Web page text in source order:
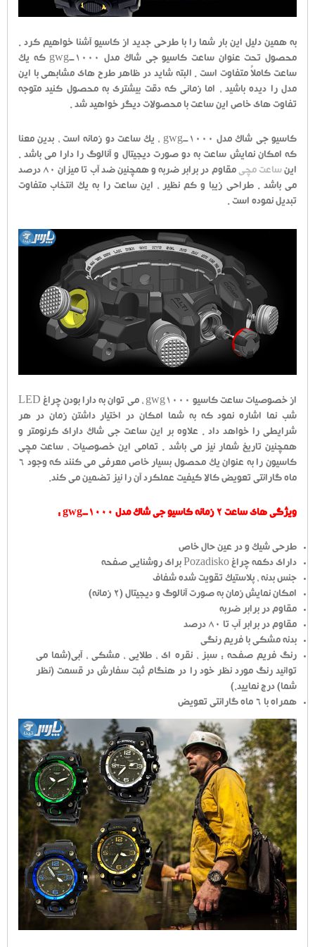
به همین دلیل این بار شما را با طرحی جدید از کاسیو آشنا خواهیم کرد .
محصول تحت عنوان ساعت کاسیو جی شاک مدل gwg-1000 که یک
ساعت کاملاً متفاوت است . البته شاید در ظاهر طرح های مشابهی با این
مدل را دیده باشید ، اما زمانی که دقت بیشتری به محصول کنید متوجه
تفاوت های خاص این ساعت با محصولات دیگر خواهید شد .
کاسیو جی شاک مدل gwg-1000 ، یک ساعت دو زمانه است ، بدین معنا
که امکان نمایش ساعت به دو صورت دیجیتال و آنالوگ را دارا می باشد .
اینساعت مچی
مقاوم در برابر ضربه و همچنین ضد آب تا میزان 80 درصد
می باشد . طراحی زیبا و کم نظیر ، این ساعت را به یک انتخاب متفاوت
تبدیل نموده است .
از خصوصیات ساعت کاسیو gwg1000 ، می توان به دارا بودن چراغ LED
شب نما اشاره نمود که به شما امکان در اختیار داشتن زمان در هر
شرایطی را خواهد داد . علاوه بر این ساعت جی شاک دارای کرنومتر و
همچنین تاریخ شمار نیز می باشد . تمامی این خصوصیات ، ساعت مچی
کاسیون را به عنوان یک محصول بسیار خاص معرفی می کنند که وجود 6
ماه گارانتی تعویض کالا کیفیت عملکرد آن را نیز تضمین می کند.
ویژگی های ساعت 2 زمانه کاسیو جی شاک مدل gwg-1000 :
طرحی شیک و در عین حال خاص
دارای دکمه چراغ Pozadisko برای روشنایی صفحه
جنس بدنه ، پلاستیک تقویت شده شفاف
امکان نمایش زمان به صورت آنالوگ و دیجیتال (2 زمانه)
مقاوم در برابر ضربه
مقاوم در برابر آب تا 80 درصد
بدنه مشکی با فریم رنگی
رنگ فریم صفحه : سبز ، نقره ای ، طلایی ، مشکی ، آبی(شما می
توانید رنگ مورد نظر خود را در هنگام ثبت سفارش در قسمت (نظر
شما) درج نمایید.)
همراه با 6 ماه گارانتی تعویض